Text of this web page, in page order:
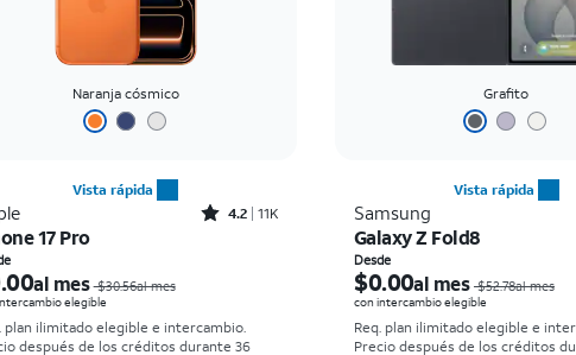
Naranja cósmico
Vista rápida
Rated4.2out of 5 stars with11340reviews
4.2 11K
17 Pro
al mes$30.56al mes
elegible
plan ilimitado elegible e intercambio.
después de los créditos durante 36
Grafito
Vista rápida
Samsung
Galaxy Z Fold8
Desde
$0.00al mes $52.78al mes
con intercambio elegible
Req. plan ilimitado elegible e
Precio después de los créditos